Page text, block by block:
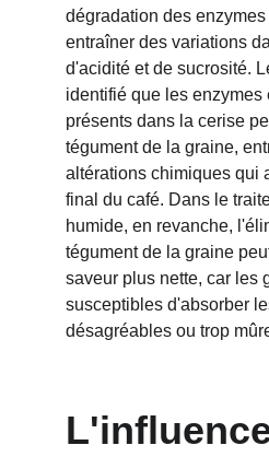
dégradation des
entraîner des variations
d'acidité et de sucrosité.
identifié que les enzymes
présents dans la cerise
tégument de la graine,
altérations chimiques qui
final du café. Dans le
humide, en revanche,
tégument de la graine
saveur plus nette, car les
susceptibles d'absorber
désagréables ou trop